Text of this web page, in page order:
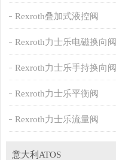
Rexroth叠加式液控阀
Rexroth力士乐电磁换向阀
Rexroth力士乐手持换向阀
Rexroth力士乐平衡阀
Rexroth力士乐流量阀
意大利ATOS